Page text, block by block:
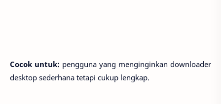
Cocok untuk: pengguna yang menginginkan downloader
desktop sederhana tetapi cukup lengkap.